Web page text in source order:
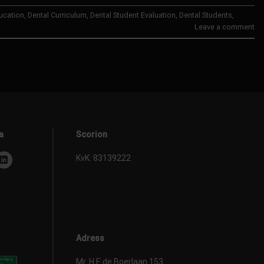
Dental Curriculum Dental Student Evaluation Dental Students
Leave a comment
Scorion
KvK: 83139222
Adress
Mr. H.F. de Boerlaan 153